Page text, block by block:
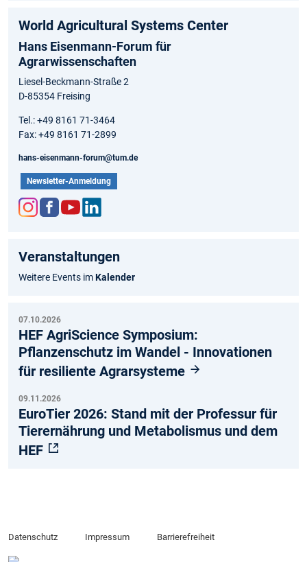
World Agricultural Systems Center
Hans Eisenmann-Forum für
Agrarwissenschaften
Liesel-Beckmann-Straße 2
D-85354 Freising
Tel.: +49 8161 71-3464
Fax: +49 8161 71-2899
hans-eisenmann-forum@tum.de
Newsletter-Anmeldung
am
ok
e
Veranstaltungen
Weitere Events imKalender
07.10.2026
HEF AgriScience Symposium:
Pflanzenschutz im Wandel - Innovationen
für resiliente Agrarsysteme
09.11.2026
EuroTier 2026: Stand mit der Professur für
Tierernährung und Metabolismus und dem
HEF
Datenschutz Impressum Barrierefreiheit